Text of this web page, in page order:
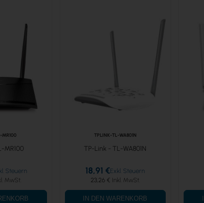
MR100
MR100
TPLINK-TL-WA801N
TP-Link - TL-WA801N
23,26 €
18,91 €
IN DEN WARENKORB